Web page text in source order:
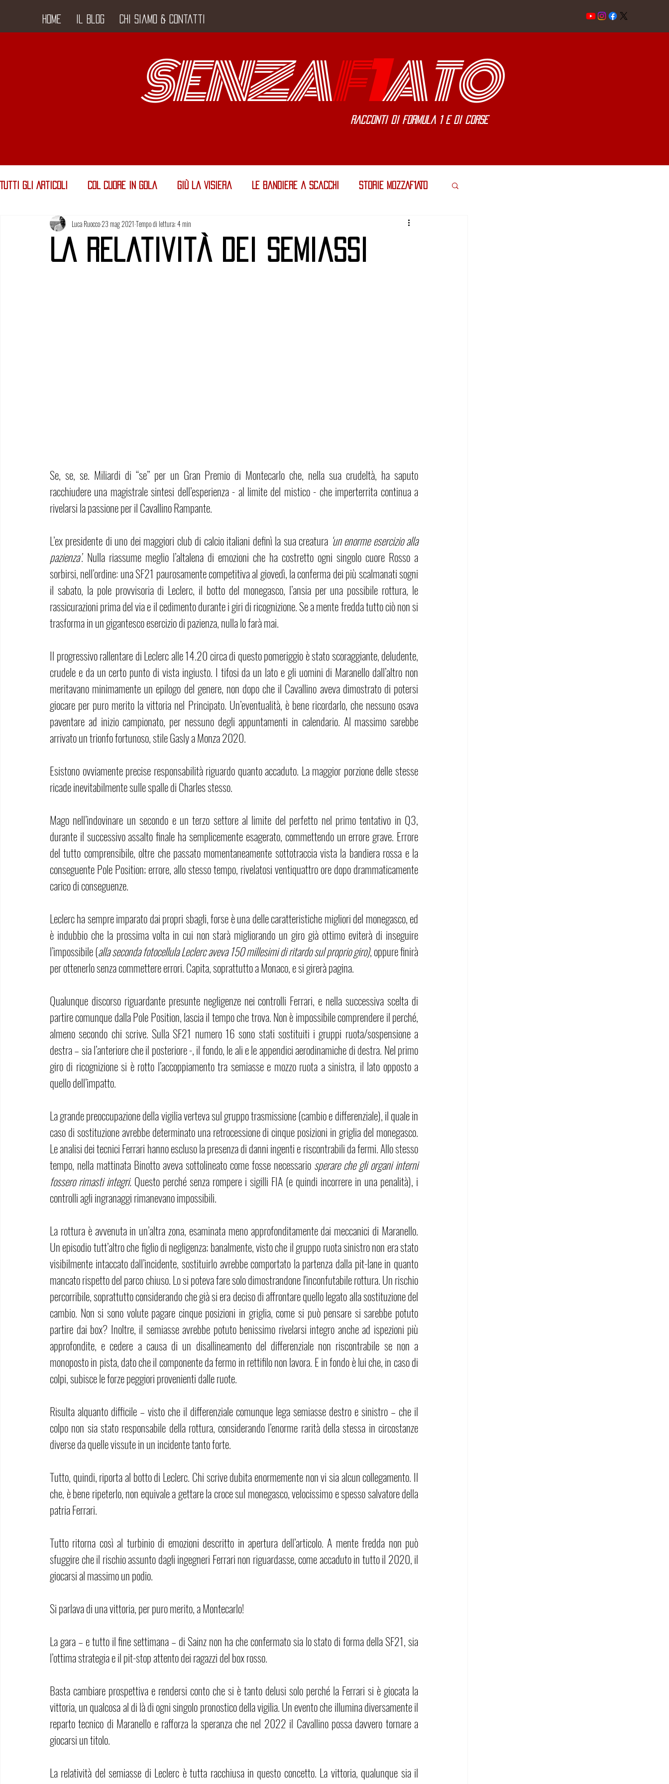
Home Il Blog Chi siamo & Contatti
SENZAF1ATO
Racconti di Formula 1 e di corse
Tutti gli Articoli Col Cuore in Gola Giù la Visiera Le Bandiere a Scacchi Storie MOZZAF1ATO
La Relatività dei Semiassi
Luca Ruocco23 mag 2021 Tempo di lettura: 4 min
Se, se, se. Miliardi di ‘‘se’’ per un Gran Premio di Montecarlo che, nella sua crudeltà, ha saputo
racchiudere una magistrale sintesi dell’esperienza - al limite del mistico - che imperterrita continua a
rivelarsi la passione per il Cavallino Rampante.
L’ex presidente di uno dei maggiori club di calcio italiani definì la sua creatura ‘un enorme esercizio alla
pazienza’. Nulla riassume meglio l’altalena di emozioni che ha costretto ogni singolo cuore Rosso a
sorbirsi, nell’ordine: una SF21 paurosamente competitiva al giovedì, la conferma dei più scalmanati sogni
il sabato, la pole provvisoria di Leclerc, il botto del monegasco, l’ansia per una possibile rottura, le
rassicurazioni prima del via e il cedimento durante i giri di ricognizione. Se a mente fredda tutto ciò non si
trasforma in un gigantesco esercizio di pazienza, nulla lo farà mai.
Il progressivo rallentare di Leclerc alle 14.20 circa di questo pomeriggio è stato scoraggiante, deludente,
crudele e da un certo punto di vista ingiusto. I tifosi da un lato e gli uomini di Maranello dall’altro non
meritavano minimamente un epilogo del genere, non dopo che il Cavallino aveva dimostrato di potersi
giocare per puro merito la vittoria nel Principato. Un’eventualità, è bene ricordarlo, che nessuno osava
paventare ad inizio campionato, per nessuno degli appuntamenti in calendario. Al massimo sarebbe
arrivato un trionfo fortunoso, stile Gasly a Monza 2020.
Esistono ovviamente precise responsabilità riguardo quanto accaduto. La maggior porzione delle stesse
ricade inevitabilmente sulle spalle di Charles stesso.
Mago nell’indovinare un secondo e un terzo settore al limite del perfetto nel primo tentativo in Q3,
durante il successivo assalto finale ha semplicemente esagerato, commettendo un errore grave. Errore
del tutto comprensibile, oltre che passato momentaneamente sottotraccia vista la bandiera rossa e la
conseguente Pole Position; errore, allo stesso tempo, rivelatosi ventiquattro ore dopo drammaticamente
carico di conseguenze.
Leclerc ha sempre imparato dai propri sbagli, forse è una delle caratteristiche migliori del monegasco, ed
è indubbio che la prossima volta in cui non starà migliorando un giro già ottimo eviterà di inseguire
l’impossibile (alla seconda fotocellula Leclerc aveva 150 millesimi di ritardo sul proprio giro), oppure finirà
per ottenerlo senza commettere errori. Capita, soprattutto a Monaco, e si girerà pagina.
Qualunque discorso riguardante presunte negligenze nei controlli Ferrari, e nella successiva scelta di
partire comunque dalla Pole Position, lascia il tempo che trova. Non è impossibile comprendere il perché,
almeno secondo chi scrive. Sulla SF21 numero 16 sono stati sostituiti i gruppi ruota/sospensione a
destra – sia l’anteriore che il posteriore -, il fondo, le ali e le appendici aerodinamiche di destra. Nel primo
giro di ricognizione si è rotto l’accoppiamento tra semiasse e mozzo ruota a sinistra, il lato opposto a
quello dell’impatto.
La grande preoccupazione della vigilia verteva sul gruppo trasmissione (cambio e differenziale), il quale in
caso di sostituzione avrebbe determinato una retrocessione di cinque posizioni in griglia del monegasco.
Le analisi dei tecnici Ferrari hanno escluso la presenza di danni ingenti e riscontrabili da fermi. Allo stesso
tempo, nella mattinata Binotto aveva sottolineato come fosse necessario sperare che gli organi interni
fossero rimasti integri. Questo perché senza rompere i sigilli FIA (e quindi incorrere in una penalità), i
controlli agli ingranaggi rimanevano impossibili.
La rottura è avvenuta in un’altra zona, esaminata meno approfonditamente dai meccanici di Maranello.
Un episodio tutt’altro che figlio di negligenza; banalmente, visto che il gruppo ruota sinistro non era stato
visibilmente intaccato dall’incidente, sostituirlo avrebbe comportato la partenza dalla pit-lane in quanto
mancato rispetto del parco chiuso. Lo si poteva fare solo dimostrandone l'inconfutabile rottura. Un rischio
percorribile, soprattutto considerando che già si era deciso di affrontare quello legato alla sostituzione del
cambio. Non si sono volute pagare cinque posizioni in griglia, come si può pensare si sarebbe potuto
partire dai box? Inoltre, il semiasse avrebbe potuto benissimo rivelarsi integro anche ad ispezioni più
approfondite, e cedere a causa di un disallineamento del differenziale non riscontrabile se non a
monoposto in pista, dato che il componente da fermo in rettifilo non lavora. E in fondo è lui che, in caso di
colpi, subisce le forze peggiori provenienti dalle ruote.
Risulta alquanto difficile – visto che il differenziale comunque lega semiasse destro e sinistro – che il
colpo non sia stato responsabile della rottura, considerando l’enorme rarità della stessa in circostanze
diverse da quelle vissute in un incidente tanto forte.
Tutto, quindi, riporta al botto di Leclerc. Chi scrive dubita enormemente non vi sia alcun collegamento. Il
che, è bene ripeterlo, non equivale a gettare la croce sul monegasco, velocissimo e spesso salvatore della
patria Ferrari.
Tutto ritorna così al turbinio di emozioni descritto in apertura dell’articolo. A mente fredda non può
sfuggire che il rischio assunto dagli ingegneri Ferrari non riguardasse, come accaduto in tutto il 2020, il
giocarsi al massimo un podio.
Si parlava di una vittoria, per puro merito, a Montecarlo!
La gara – e tutto il fine settimana – di Sainz non ha che confermato sia lo stato di forma della SF21, sia
l’ottima strategia e il pit-stop attento dei ragazzi del box rosso.
Basta cambiare prospettiva e rendersi conto che si è tanto delusi solo perché la Ferrari si è giocata la
vittoria, un qualcosa al di là di ogni singolo pronostico della vigilia. Un evento che illumina diversamente il
reparto tecnico di Maranello e rafforza la speranza che nel 2022 il Cavallino possa davvero tornare a
giocarsi un titolo.
La relatività del semiasse di Leclerc è tutta racchiusa in questo concetto. La vittoria, qualunque sia il